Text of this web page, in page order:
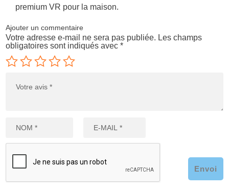
premium VR pour la maison.
Ajouter un commentaire
Votre adresse e-mail ne sera pas publiée. Les champs
obligatoires sont indiqués avec*
Envoi